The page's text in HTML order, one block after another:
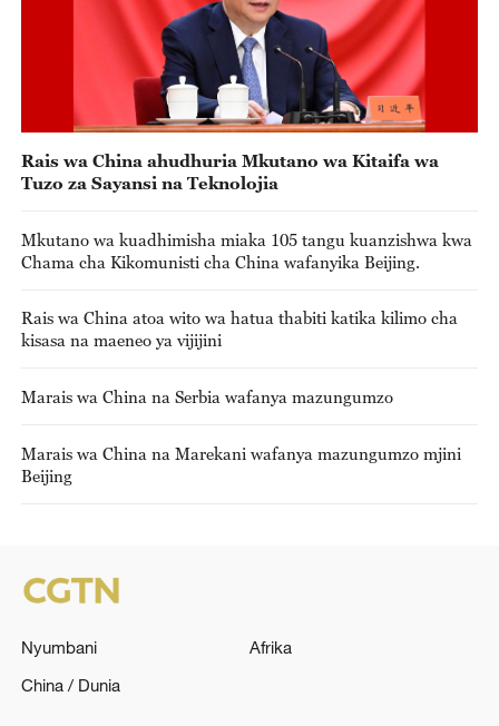
Rais wa China ahudhuria Mkutano wa Kitaifa wa
Tuzo za Sayansi na Teknolojia
Mkutano wa kuadhimisha miaka 105 tangu kuanzishwa kwa
Chama cha Kikomunisti cha China wafanyika Beijing.
Rais wa China atoa wito wa hatua thabiti katika kilimo cha
kisasa na maeneo ya vijijini
Marais wa China na Serbia wafanya mazungumzo
Marais wa China na Marekani wafanya mazungumzo mjini
Beijing
Nyumbani
Afrika
China / Dunia